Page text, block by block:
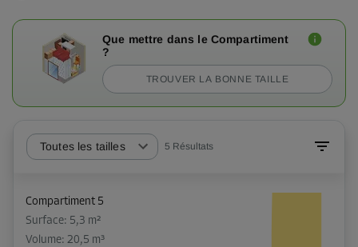
Que mettre dans le Compartiment
?
TROUVER LA BONNE TAILLE
Toutes les tailles 5 Résultats
Compartiment 5
Surface: 5,3 m²
Volume: 20,5 m³